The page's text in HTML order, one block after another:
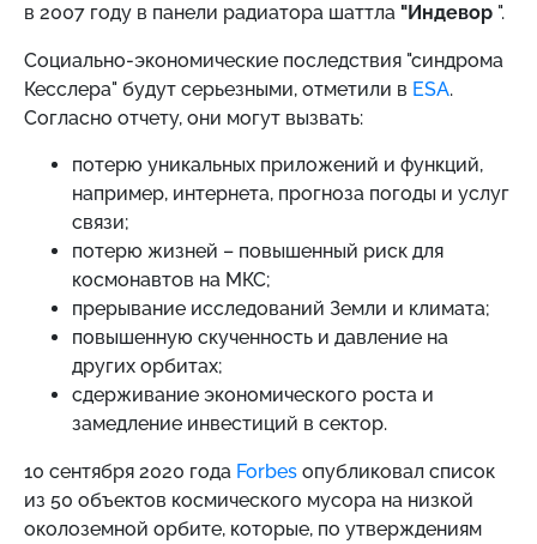
в 2007 году в панели радиатора шаттла "Индевор ".
Социально-экономические последствия "синдрома
Кесслера" будут серьезными, отметили в ESA.
Согласно отчету, они могут вызвать:
потерю уникальных приложений и функций,
например, интернета, прогноза погоды и услуг
связи;
потерю жизней – повышенный риск для
космонавтов на МКС;
прерывание исследований Земли и климата;
повышенную скученность и давление на
других орбитах;
сдерживание экономического роста и
замедление инвестиций в сектор.
10 сентября 2020 года Forbes опубликовал список
из 50 объектов космического мусора на низкой
околоземной орбите, которые, по утверждениям